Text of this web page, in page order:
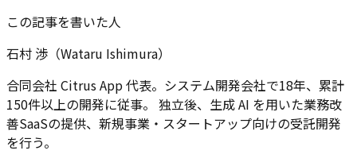
この記事を書いた人
石村 渉（Wataru Ishimura）
合同会社 Citrus App 代表。システム開発会社で18年、累計
150件以上の開発に従事。 独立後、生成 AI を用いた業務改
善SaaSの提供、新規事業・スタートアップ向けの受託開発
を行う。